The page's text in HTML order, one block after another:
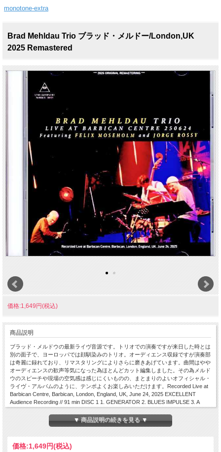
monotone-extra
Brad Mehldau Trio ブラッド・メルドー/London,UK
2025 Remastered
価格:1,649円(税込)
商品説明
ブラッド・メルドウの最新ライヴ音源です。トリオでの演奏ですが来日した時とは
別の面子で、ヨーロッパでは顔馴染みのトリオ。オーディエンス収録ですが演奏部
は奇麗に録れており、リマスタリングによりさらに磨きあげています。曲間はやや
オーディエンスの歓声等気になった為ほとんどカット編集しました。その為メルド
ウのスピーチや現場の空気感は感じにくいものの、まとまりのよいオフィシャル・
ライヴ・アルバムのように、テンポよくお楽しみいただけます。Recorded Live at
Barbican Centre, Barbican, London, England, UK, June 24, 2025 EXCELLENT
Audience Recording // 91 min DISC 1 1. GENERATOR 2. BLUES IMPULSE 3. A
WALK ON PART 4. AT A LOSS 5. LUCID 6.ESTATE DISC 2 1. SATELLITE 2.
CONVALESCENT 3. YOUNG AND FOOLISH 4. BETWEEN THE BARS 5.
SCHLOSS ELMAU Brad Mehldau - piano Felix Moseholm - double bass Jorge
Rossy - drums
▼ 商品説明の続きを見る ▼
価格:1,649円(税込)